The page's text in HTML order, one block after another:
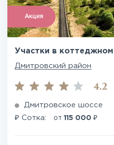
Акция
Участки в
Дмитровский район
4.2
Дмитровское шоссе
₽ Сотка: от 115 000 ₽